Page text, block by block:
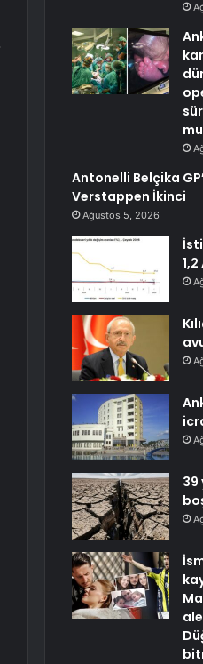
Antonelli Belçika
Verstappen İkinci
Ağustos 5, 2026
39